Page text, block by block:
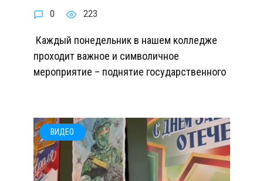
0 223
Каждый понедельник в нашем колледже
проходит важное и символичное
мероприятие – поднятие государственного
ВИДЕО